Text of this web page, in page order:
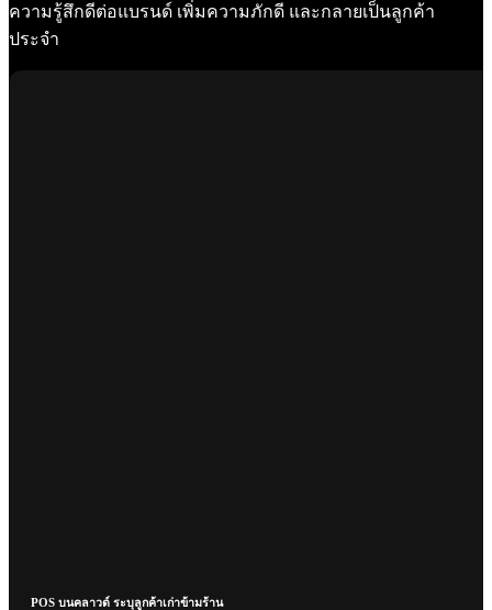
ความรู้สึกดีต่อแบรนด์ เพิ่มความภักดี และกลายเป็นลูกค้า
ประจำ
POS บนคลาวด์ ระบุลูกค้าเก่าข้ามร้าน